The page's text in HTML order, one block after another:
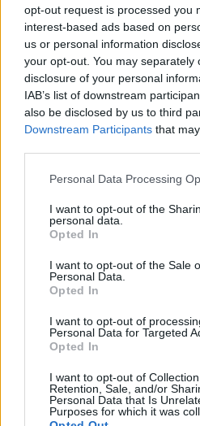
opt-out request is processed you
interest-based ads based on
us or personal information
your opt-out. You may separately
disclosure of your personal
IAB’s list of downstream
also be disclosed by us to third
Downstream Participants that
Please note that this website/app
not limited to your visit or usage
grant or deny consent to Google
use your data for below specified
consent section.
Personal Data Processing
I want to opt-out of the
personal data.
Opted In
I want to opt-out of the Sale
Personal Data.
Opted In
I want to opt-out of
Personal Data for Targeted
Opted In
I want to opt-out of
Retention, Sale, and/or
Personal Data that Is
Purposes for which it was